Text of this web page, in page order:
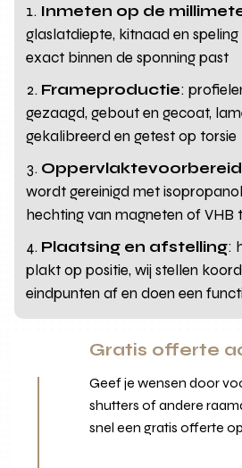
Inmeten op de
glaslatdiepte, kitnaad en
exact binnen de sponning past
Frameproductie:
gezaagd, gebout en gecoat,
gekalibreerd en getest op torsie
wordt gereinigd met
hechting van magneten of VHB
Plaatsing en afstelling:
plakt op positie, wij stellen
eindpunten af en doen een
Gratis offerte
Geef je wensen door
shutters of andere
snel een gratis offerte